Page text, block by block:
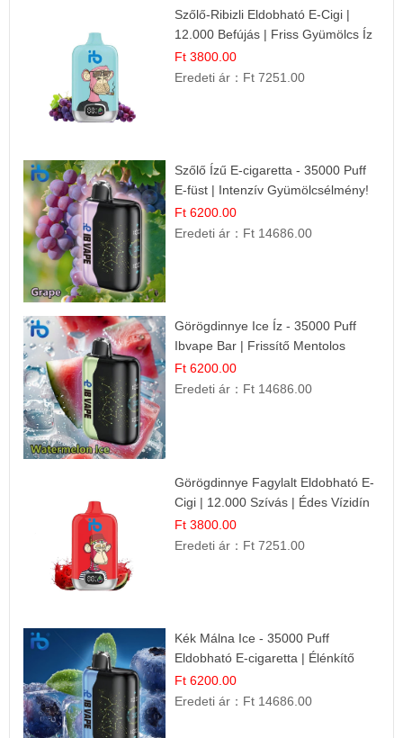
Szőlő-Ribizli Eldobható E-Cigi |
12.000 Befújás | Friss Gyümölcs Íz
Ft 3800.00
Eredeti ár： Ft 7251.00
Szőlő Ízű E-cigaretta - 35000 Puff
E-füst | Intenzív Gyümölcsélmény!
Ft 6200.00
Eredeti ár： Ft 14686.00
Görögdinnye Ice Íz - 35000 Puff
Ibvape Bar | Frissítő Mentolos
Élmény!
Ft 6200.00
Eredeti ár： Ft 14686.00
Görögdinnye Fagylalt Eldobható E-
Cigi | 12.000 Szívás | Édes Vízidín
Íz
Ft 3800.00
Eredeti ár： Ft 7251.00
Kék Málna Ice - 35000 Puff
Eldobható E-cigaretta | Élénkítő
Gyümölcsös Frissesség!
Ft 6200.00
Eredeti ár： Ft 14686.00